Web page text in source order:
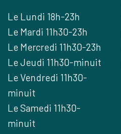
Le Lundi 18h-23h
Le Mardi 11h30-23h
Le Mercredi 11h30-23h
Le Jeudi 11h30-minuit
Le Vendredi 11h30-
minuit
Le Samedi 11h30-
minuit